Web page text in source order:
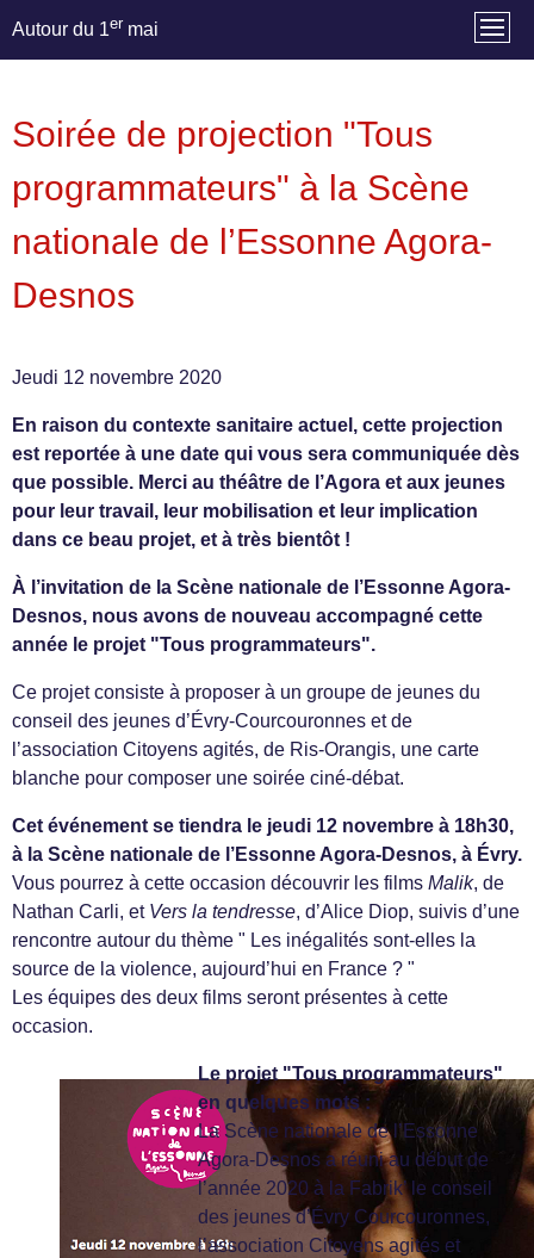
Autour du 1er mai
Soirée de projection "Tous
programmateurs" à la Scène
nationale de l’Essonne Agora-
Desnos
Jeudi 12 novembre 2020
En raison du contexte sanitaire actuel, cette projection
est reportée à une date qui vous sera communiquée dès
que possible. Merci au théâtre de l’Agora et aux jeunes
pour leur travail, leur mobilisation et leur implication
dans ce beau projet, et à très bientôt !
À l’invitation de la Scène nationale de l’Essonne Agora-
Desnos, nous avons de nouveau accompagné cette
année le projet "Tous programmateurs".
Ce projet consiste à proposer à un groupe de jeunes du
conseil des jeunes d’Évry-Courcouronnes et de
l’association Citoyens agités, de Ris-Orangis, une carte
blanche pour composer une soirée ciné-débat.
Cet événement se tiendra le jeudi 12 novembre à 18h30,
à la Scène nationale de l’Essonne Agora-Desnos, à Évry.
Vous pourrez à cette occasion découvrir les films Malik, de
Nathan Carli, et Vers la tendresse, d’Alice Diop, suivis d’une
rencontre autour du thème " Les inégalités sont-elles la
source de la violence, aujourd’hui en France ? "
Les équipes des deux films seront présentes à cette
occasion.
Le projet "Tous programmateurs"
en quelques mots :
La Scène nationale de l’Essonne
Agora-Desnos a réuni au début de
l’année 2020 à la Fabrik’ le conseil
des jeunes d’Évry Courcouronnes,
l’association Citoyens agités et